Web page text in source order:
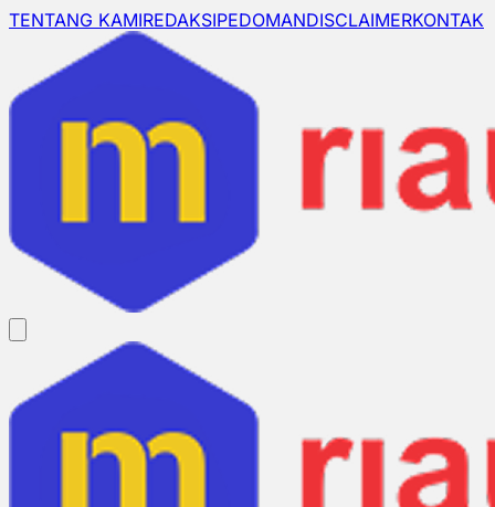
TENTANG KAMIREDAKSIPEDOMANDISCLAIMERKONTAK